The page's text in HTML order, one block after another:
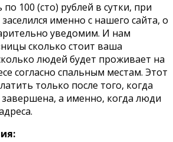
100 (сто) рублей в сутки, при
именно с нашего сайта, о
уведомим. И нам
сколько стоит ваша
людей будет проживает на
согласно спальным местам. Этот
только после того, когда
а именно, когда люди